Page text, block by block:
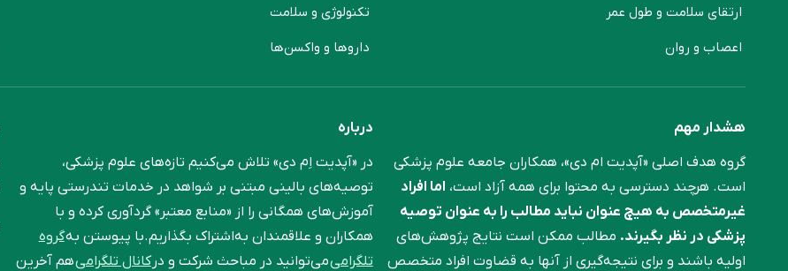
ارتقای سلامت و طول عمر
اعصاب و روان
تکنولوژی و سلامت
دارو‌ها و واکسن‌ها
هشدار مهم
گروه هدف اصلی «آپدیت ام دی»، همکاران جامعه علوم ‌پزشکی
است. هرچند دسترسی به محتوا برای همه آزاد است، اما افراد
غیرمتخصص به هیچ عنوان نباید مطالب را به عنوان توصیه
پزشکی در نظر بگیرند. مطالب ممکن است نتایج پژوهش‌های
اولیه باشند و برای نتیجه‌گیری از آنها به قضاوت افراد متخصص
درباره
در «آپدیت اِم دی» تلاش می‌کنیم تازه‌های علوم پزشکی،
توصیه‌های بالینی مبتنی بر شواهد در خدمات تندرستی پایه و
آموزش‌های همگانی را از «منابع معتبر» گردآوری کرده و با
همکاران و علاقمندان به‌اشتراک بگذاریم.با پیوستن بهگروه
تلگرامیمی‌توانید در مباحث شرکت و درکانال تلگرامیهم آخرین